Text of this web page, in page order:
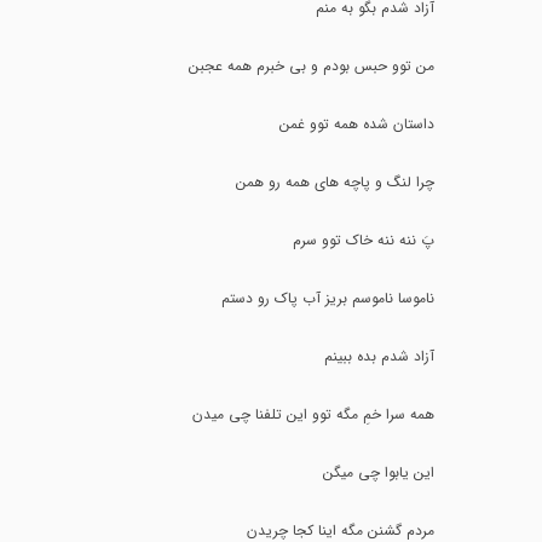
آزاد شدم بگو به منم
من توو حبس بودم و بی خبرم همه عجبن
داستان شده همه توو غمن
چرا لنگ و پاچه های همه رو همن
پَ ننه ننه خاک توو سرم
ناموسا ناموسم بریز آب پاک رو دستم
آزاد شدم بده ببینم
همه سرا خمِ مگه توو این تلفنا چی میدن
این یابوا چی میگن
مردم گشنن مگه اینا کجا چریدن